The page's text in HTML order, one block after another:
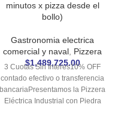
minutos x pizza desde el
bollo)
Gastronomia electrica
comercial y naval Pizzera
$1,489,725.00
3 Cuotas Sin Interes10% OFF
contado efectivo o transferencia
bancariaPresentamos la Pizzera
Eléctrica Industrial con Piedra